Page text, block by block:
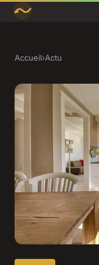
Accueil›Actu